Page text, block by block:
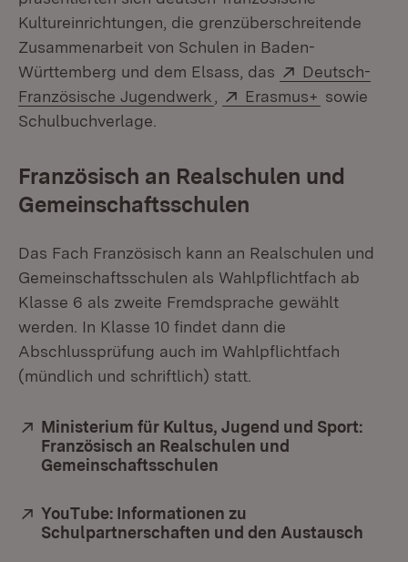
Kultureinrichtungen, die grenzüberschreitende
Zusammenarbeit von Schulen in Baden-
Württemberg und dem Elsass, das
Extern:
Deutsch-
Französische Jugendwerk (Öffnet in neuem Fenster)
Extern:
Erasmus+ (Öffnet in
sowie
Schulbuchverlage.
Französisch an Realschulen und
Gemeinschaftsschulen
Das Fach Französisch kann an Realschulen und
Gemeinschaftsschulen als Wahlpflichtfach ab
Klasse 6 als zweite Fremdsprache gewählt
werden. In Klasse 10 findet dann die
Abschlussprüfung auch im Wahlpflichtfach
(mündlich und schriftlich) statt.
Extern:
Ministerium für Kultus, Jugend und Sport:
Französisch an Realschulen und
Gemeinschaftsschulen
Extern:
YouTube: Informationen zu
Schulpartnerschaften und den Austausch